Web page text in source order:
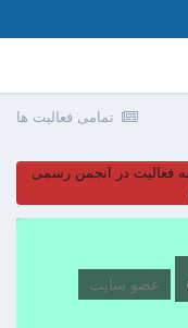
تمامی فعالیت ها
فعالیت در انجمن رسمی
عضو سایت